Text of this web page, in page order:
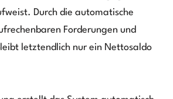
Durch die automatische
Forderungen und
letztendlich nur ein Nettosaldo